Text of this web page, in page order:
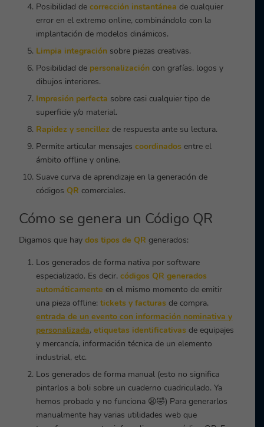
Posibilidad decorrección instantánea de cualquier
error en el extremo online, combinándolo con la
implantación de modelos dinámicos.
Limpia integración sobre piezas creativas.
Posibilidad de personalización con grafías, logos y
dibujos interiores.
Impresión perfecta sobre casi cualquier tipo de
superficie y/o material.
Rapidez y sencillez de respuesta ante su lectura.
Permite articular mensajescoordinados entre el
ámbito offline y online.
Suave curva de aprendizaje en la generación de
códigos QR comerciales.
Cómo se genera un Código QR
Digamos que haydos tipos de QR generados:
Los generados de forma nativa por software
especializado. Es decir,códigos QR generados
automáticamente en el mismo momento de emitir
una pieza offline:tickets y facturas de compra,
entrada de un evento con información nominativa y
personalizada,etiquetas identificativas de equipajes
y mercancía, información técnica de un elemento
industrial, etc.
Los generados de forma manual (esto no significa
pintarlos a boli sobre un cuaderno cuadriculado. Ya
hemos probado y no funciona 😩🤣) Para generarlos
manualmente hay varias utilidades web que